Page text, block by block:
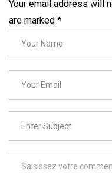
Your email address will
are marked *